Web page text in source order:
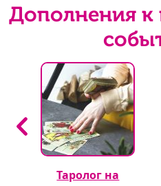
Дополнения
Таролог на